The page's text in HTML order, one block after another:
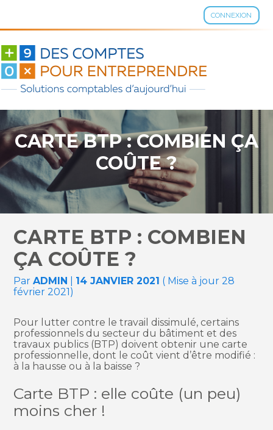
CONNEXION
Aller
contenu
CARTE BTP : COMBIEN ÇA
COÛTE ?
CARTE BTP : COMBIEN
ÇA COÛTE ?
ParADMIN 14 JANVIER 2021 ( Mise à jour 28
février 2021)
Pour lutter contre le travail dissimulé, certains
professionnels du secteur du bâtiment et des
travaux publics (BTP) doivent obtenir une carte
professionnelle, dont le coût vient d’être modifié :
à la hausse ou à la baisse ?
Carte BTP : elle coûte (un peu)
moins cher !